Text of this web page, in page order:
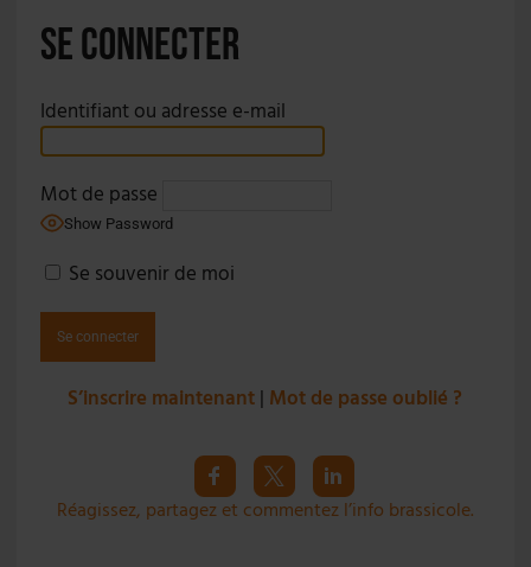
Se connecter
Identifiant ou adresse e-mail
Mot de passe
Show Password
Se souvenir de moi
S’inscrire maintenant | Mot de passe oublié ?
Réagissez, partagez et commentez l’info brassicole.